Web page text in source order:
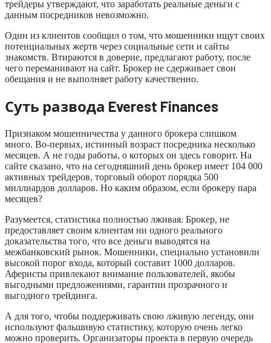
трейдеры утверждают, что заработать реальные деньги с
данным посредников невозможно.
Один из клиентов сообщил о том, что мошенники ищут своих
потенциальных жертв через социальные сети и сайты
знакомств. Втираются в доверие, предлагают работу, после
чего переманивают на сайт. Брокер не сдерживает свои
обещания и не выполняет работу качественно.
Суть развода Everest Finances
Признаком мошенничества у данного брокера слишком
много. Во-первых, истинный возраст посредника несколько
месяцев. А не годы работы, о которых он здесь говорит. На
сайте сказано, что на сегодняшний день брокер имеет 104 000
активных трейдеров, торговый оборот порядка 500
миллиардов долларов. Но каким образом, если брокеру пара
месяцев?
Разумеется, статистика полностью лживая. Брокер, не
предоставляет своим клиентам ни одного реального
доказательства того, что все деньги выводятся на
межбанковский рынок. Мошенники, специально установили
высокой порог входа, который составит 1000 долларов.
Аферисты привлекают внимание пользователей, якобы
выгодными предложениями, гарантии прозрачного и
выгодного трейдинга.
А для того, чтобы поддерживать свою лживую легенду, они
используют фальшивую статистику, которую очень легко
можно проверить. Организаторы проекта в первую очередь